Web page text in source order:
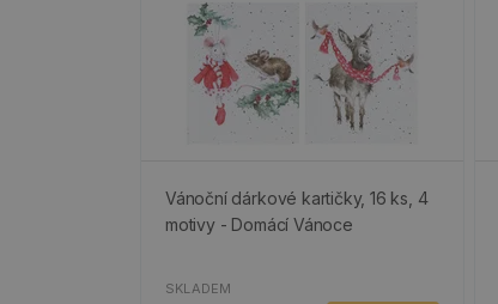
Vánoční dárkové kartičky, 16 ks, 4
motivy - Domácí Vánoce
SKLADEM